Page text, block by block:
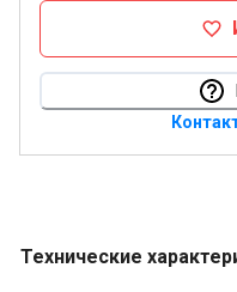
Технические